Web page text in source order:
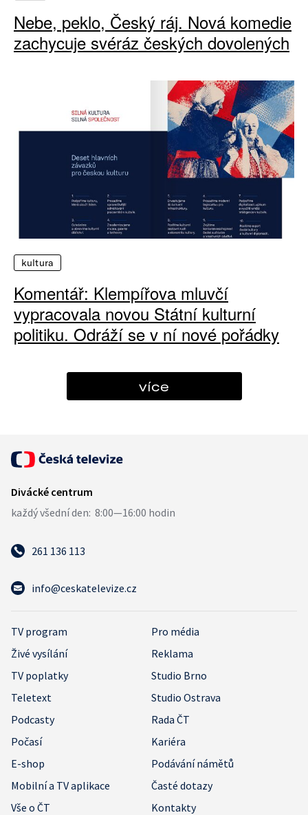
Nebe, peklo, Český ráj. Nová komedie
zachycuje svéráz českých dovolených
kultura
Komentář: Klempířova mluvčí
vypracovala novou Státní kulturní
politiku. Odráží se v ní nové pořádky
více
261 136 113
info@ceskatelevize.cz
TV program
Pro média
Živé vysílání
Reklama
TV poplatky
Studio Brno
Teletext
Studio Ostrava
Podcasty
Rada ČT
Počasí
Kariéra
E-shop
Podávání námětů
Mobilní a TV aplikace
Časté dotazy
Vše o ČT
Kontakty